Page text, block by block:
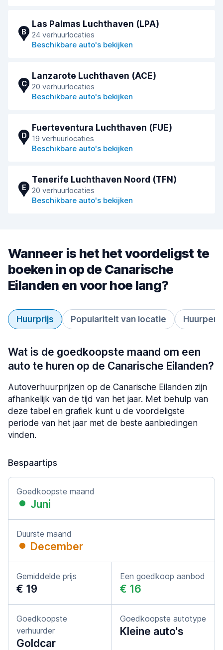
B
Las Palmas Luchthaven (LPA)
24 verhuurlocaties
Beschikbare auto's bekijken
C
Lanzarote Luchthaven (ACE)
20 verhuurlocaties
Beschikbare auto's bekijken
D
Fuerteventura Luchthaven (FUE)
19 verhuurlocaties
Beschikbare auto's bekijken
E
Tenerife Luchthaven Noord (TFN)
20 verhuurlocaties
Beschikbare auto's bekijken
Wanneer is het het voordeligst te
boeken in op de Canarische
Eilanden en voor hoe lang?
Huurprijs Populariteit van locatie
Wat is de goedkoopste maand om een
auto te huren op de Canarische Eilanden?
Autoverhuurprijzen op de Canarische Eilanden zijn
afhankelijk van de tijd van het jaar. Met behulp van
deze tabel en grafiek kunt u de voordeligste
periode van het jaar met de beste aanbiedingen
vinden.
Bespaartips
Goedkoopste maand
Juni
Duurste maand
December
Gemiddelde prijs
€ 19
Een goedkoop aanbod
€ 16
Goedkoopste
verhuurder
Goldcar
Goedkoopste autotype
Kleine auto's